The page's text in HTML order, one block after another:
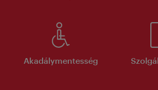
Akadálymentesség